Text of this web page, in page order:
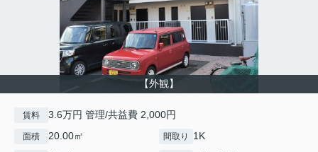
【外観】
賃料 3.6万円 管理/共益費 2,000円
面積 20.00㎡ 間取り 1K